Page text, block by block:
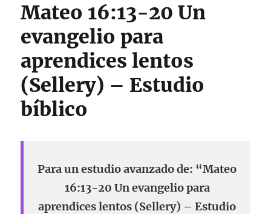
Mateo 16:13-20 Un
evangelio para
aprendices lentos
(Sellery) – Estudio
bíblico
Para un estudio avanzado de: “Mateo
16:13-20 Un evangelio para
aprendices lentos (Sellery) – Estudio